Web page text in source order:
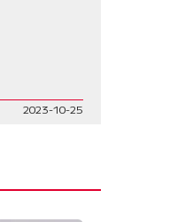
2023-10-25